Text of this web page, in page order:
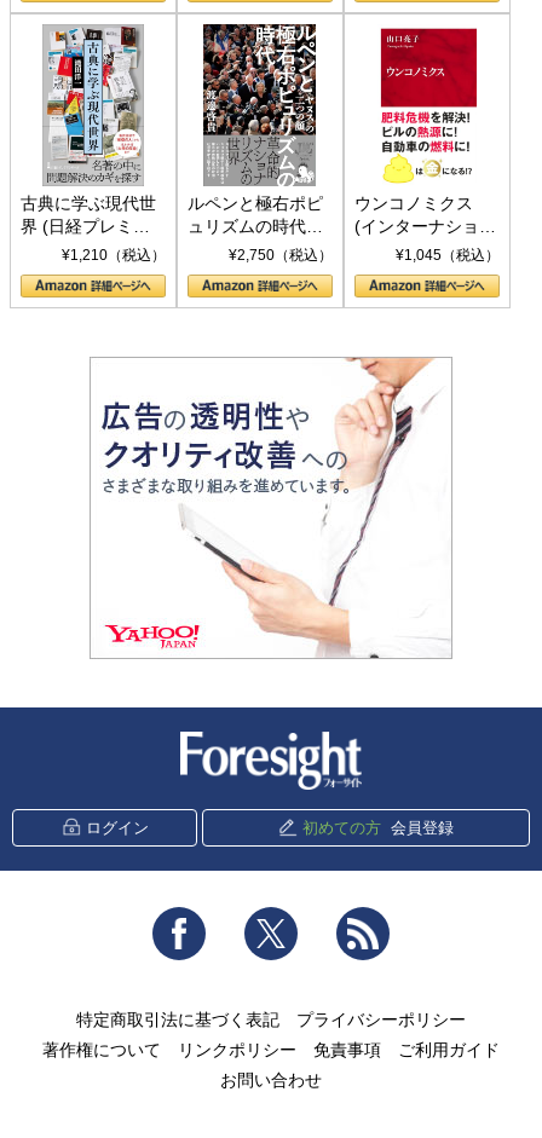
古典に学ぶ現代世
界 (日経プレミア
シリーズ)¥1,210（税込）
ルペンと極右ポピ
ュリズムの時代：
〈ヤヌス〉の二つ
の顔
¥2,750（税込）
ウンコノミクス
(インターナショナ
ル新書)¥1,045（税込）
ログイン 初めての方 会員登録
Facebook Twitter
特定商取引法に基づく表記
プライバシーポリシー
著作権について
リンクポリシー 免責事項
ご利用ガイド
お問い合わせ